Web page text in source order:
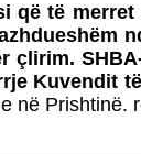
që të
çlirim.
Kuvendit
në Prishtinë.